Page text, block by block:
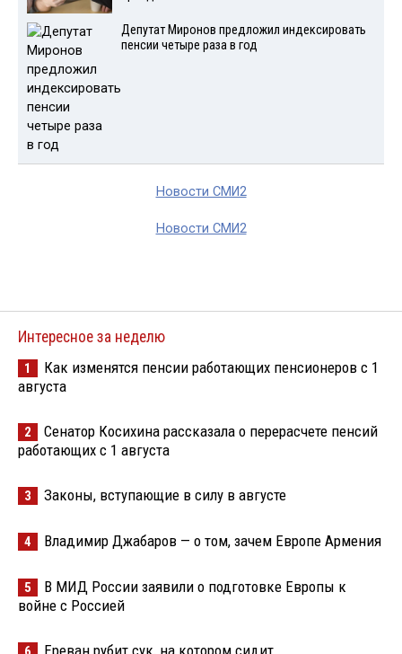
Депутат Миронов предложил индексировать
пенсии четыре раза в год
Новости СМИ2
Новости СМИ2
Интересное за неделю
1
Как изменятся пенсии работающих пенсионеров с 1
августа
2
Сенатор Косихина рассказала о перерасчете пенсий
работающих с 1 августа
3 Законы, вступающие в силу в августе
4 Владимир Джабаров — о том, зачем Европе Армения
5
В МИД России заявили о подготовке Европы к
войне с Россией
Ереван рубит сук, на котором сидит